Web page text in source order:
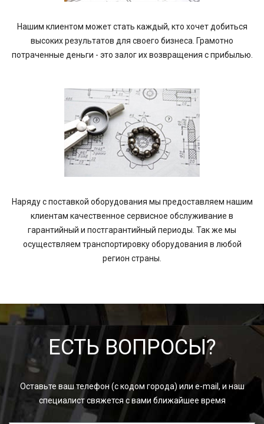
Нашим клиентом может стать каждый, кто хочет добиться
высоких результатов для своего бизнеса. Грамотно
потраченные деньги - это залог их возвращения с прибылью.
Наряду с поставкой оборудования мы предоставляем нашим
клиентам качественное сервисное обслуживание в
гарантийный и постгарантийный периоды. Так же мы
осуществляем транспортировку оборудования в любой
регион страны.
ЕСТЬ ВОПРОСЫ?
Оставьте ваш телефон (с кодом города) или e-mail, и наш
специалист свяжется с вами ближайшее время